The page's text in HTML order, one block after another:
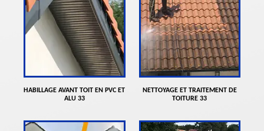
HABILLAGE AVANT TOIT EN PVC ET
ALU 33
NETTOYAGE ET TRAITEMENT DE
TOITURE 33